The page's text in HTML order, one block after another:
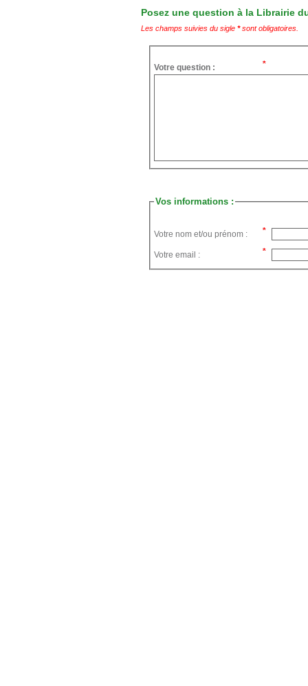
Posez une question à la Librairie
Les champs suivies du sigle *sont obligatoires.
Votre question :
Vos informations :
Votre nom et/ou prénom :
Votre email :